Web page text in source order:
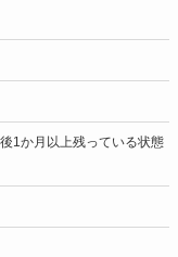
1か月以上残っている状態